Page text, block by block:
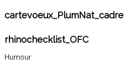
cartevoeux_PlumNat_cadre
rhinochecklist_OFC
Humour